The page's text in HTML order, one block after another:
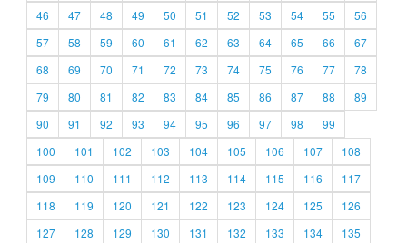
46
47 48 49 50 51 52 53 54 55
56
57
58 59 60 61 62 63 64 65 66
67
68
69 70 71 72 73 74 75 76 77
78
79
80 81 82 83 84 85 86 87 88
89
90
91 92 93 94 95 96 97 98
99
100
101 102 103 104 105 106 107
108
109
110 111 112 113 114 115 116
117
118
119 120 121 122 123 124 125
126
127
128 129 130 131 132 133 134
135